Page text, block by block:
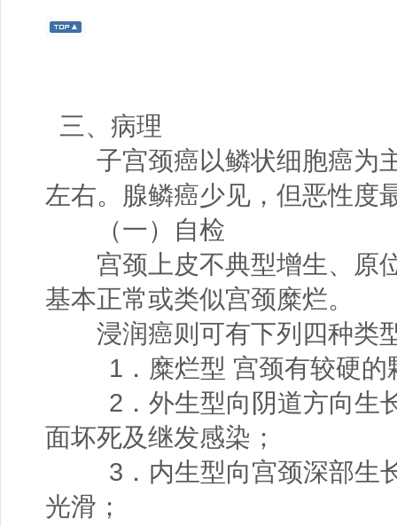
三、病理
子宫颈癌以鳞状细胞癌为
左右。腺鳞癌少见，但恶性度
（一）自检
宫颈上皮不典型增生、原
基本正常或类似宫颈糜烂。
浸润癌则可有下列四种类
1．糜烂型 宫颈有较硬的
2．外生型向阴道方向生长
面坏死及继发感染；
3．内生型向宫颈深部生长
光滑；